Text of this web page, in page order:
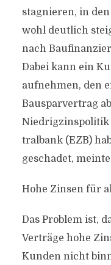
stagnieren, in
wohl deutlich
nach
Dabei kann ein
aufnehmen, den
Bausparvertrag
tralbank (EZB)
geschadet,
Hohe Zinsen für
Das Problem ist,
Verträge hohe
Kunden nicht